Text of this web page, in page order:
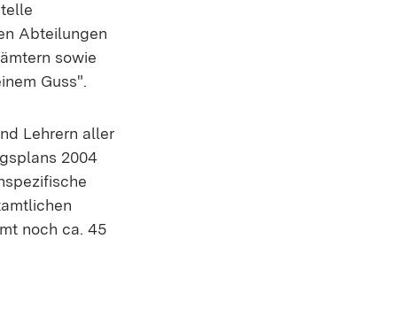
Abteilungen
sowie
Guss".
Lehrern aller
2004
noch ca. 45